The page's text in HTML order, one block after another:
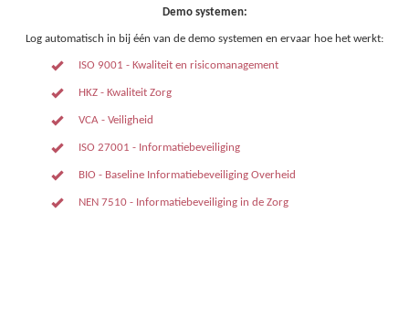
Demo systemen:
Log automatisch in bij één van de demo systemen en ervaar hoe het werkt:
ISO 9001 - Kwaliteit en risicomanagement
HKZ - Kwaliteit Zorg
VCA - Veiligheid
ISO 27001 - Informatiebeveiliging
BIO - Baseline Informatiebeveiliging Overheid
NEN 7510 - Informatiebeveiliging in de Zorg